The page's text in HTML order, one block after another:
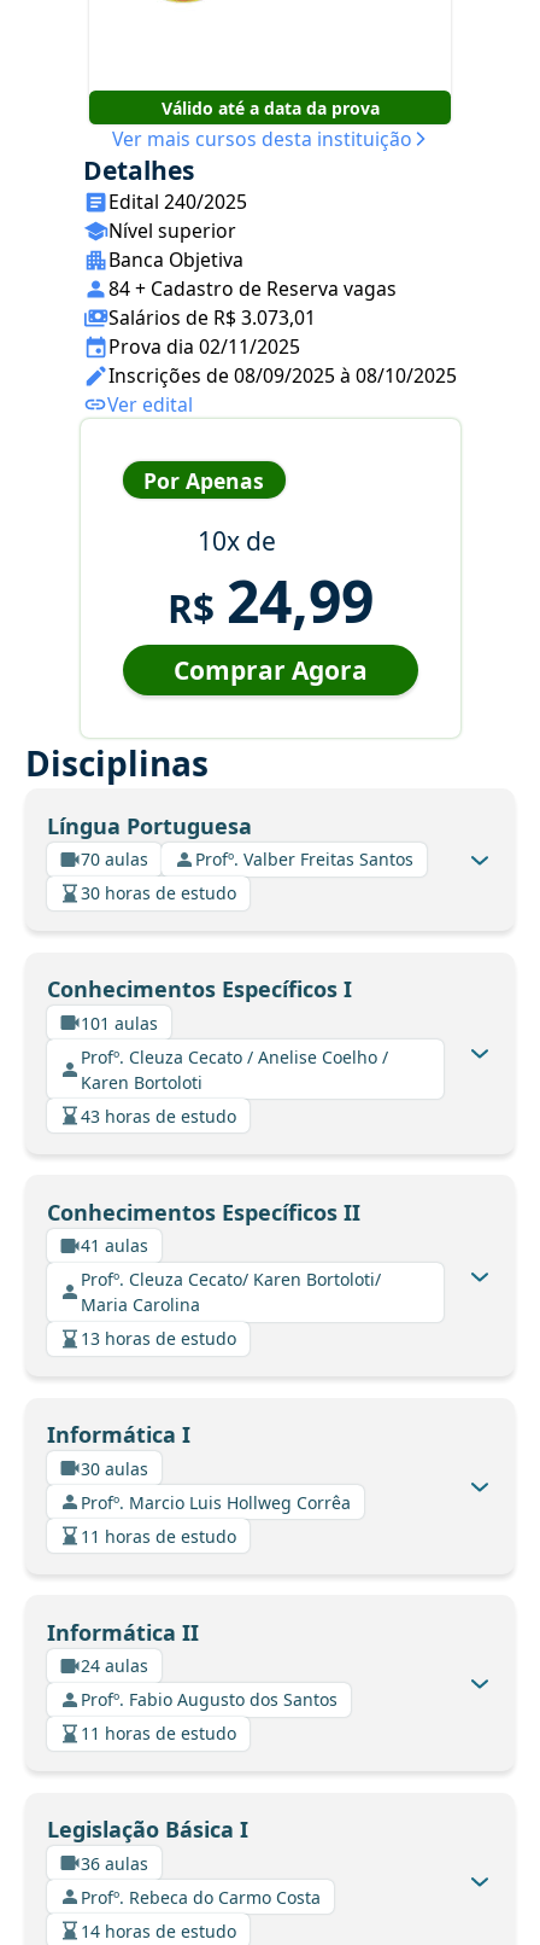
Válido até a data da prova
Ver mais cursos desta instituição
Detalhes
Edital 240/2025
Nível superior
Banca Objetiva
84 + Cadastro de Reserva vagas
Salários de R$ 3.073,01
Prova dia 02/11/2025
Inscrições de 08/09/2025 à 08/10/2025
Ver edital
Por Apenas
10x de
R$ 24,99
Comprar Agora
Disciplinas
Língua Portuguesa
70 aulas
Profº. Valber Freitas Santos
30 horas de estudo
Conhecimentos Específicos I
101 aulas
Profº. Cleuza Cecato / Anelise Coelho /
Karen Bortoloti
43 horas de estudo
Conhecimentos Específicos II
41 aulas
Profº. Cleuza Cecato/ Karen Bortoloti/
Maria Carolina
13 horas de estudo
Informática I
30 aulas
Profº. Marcio Luis Hollweg Corrêa
11 horas de estudo
Informática II
24 aulas
Profº. Fabio Augusto dos Santos
11 horas de estudo
Legislação Básica I
36 aulas
Profº. Rebeca do Carmo Costa
14 horas de estudo